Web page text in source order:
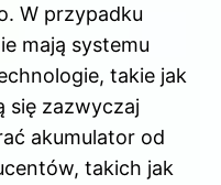
W przypadku
mają systemu
takie jak
się zazwyczaj
akumulator od
takich jak